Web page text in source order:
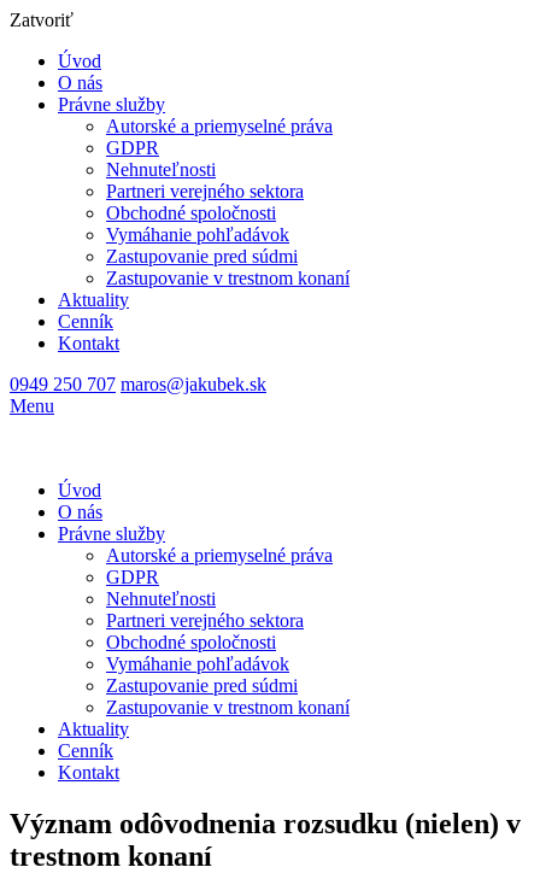
Zatvoriť
Úvod
O nás
Právne služby
Autorské a priemyselné práva
GDPR
Nehnuteľnosti
Partneri verejného sektora
Obchodné spoločnosti
Vymáhanie pohľadávok
Zastupovanie pred súdmi
Zastupovanie v trestnom konaní
Aktuality
Cenník
Kontakt
0949 250 707 maros@jakubek.sk
Menu
Úvod
O nás
Právne služby
Autorské a priemyselné práva
GDPR
Nehnuteľnosti
Partneri verejného sektora
Obchodné spoločnosti
Vymáhanie pohľadávok
Zastupovanie pred súdmi
Zastupovanie v trestnom konaní
Aktuality
Cenník
Kontakt
Význam odôvodnenia rozsudku (nielen) v
trestnom konaní